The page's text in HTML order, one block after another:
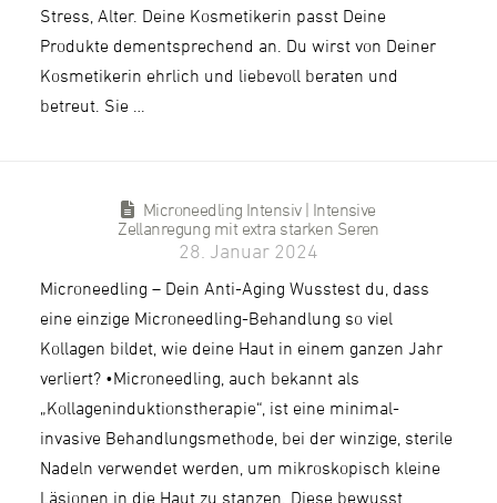
Stress, Alter. Deine Kosmetikerin passt Deine
Produkte dementsprechend an. Du wirst von Deiner
Kosmetikerin ehrlich und liebevoll beraten und
betreut. Sie …
Microneedling Intensiv | Intensive
Zellanregung mit extra starken Seren
28. Januar 2024
Microneedling – Dein Anti-Aging Wusstest du, dass
eine einzige Microneedling-Behandlung so viel
Kollagen bildet, wie deine Haut in einem ganzen Jahr
verliert? •Microneedling, auch bekannt als
„Kollageninduktionstherapie“, ist eine minimal-
invasive Behandlungsmethode, bei der winzige, sterile
Nadeln verwendet werden, um mikroskopisch kleine
Läsionen in die Haut zu stanzen. Diese bewusst